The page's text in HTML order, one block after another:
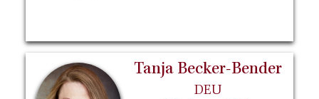
Tanja Becker-Bender
DEU